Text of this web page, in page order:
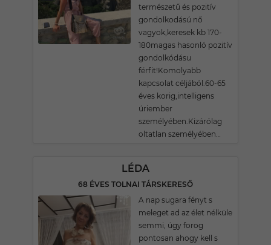
természetű és pozitív
gondolkodású nő
vagyok,keresek kb 170-
180magas hasonló pozitív
gondolkódásu
férfit!Komolyabb
kapcsolat céljából.60-65
éves korig,intelligens
úriember
személyében.Kizárólag
oltatlan személyében…
LÉDA
68 ÉVES TOLNAI TÁRSKERESŐ
A nap sugara fényt s
meleget ad az élet nélküle
semmi, úgy forog
pontosan ahogy kell s